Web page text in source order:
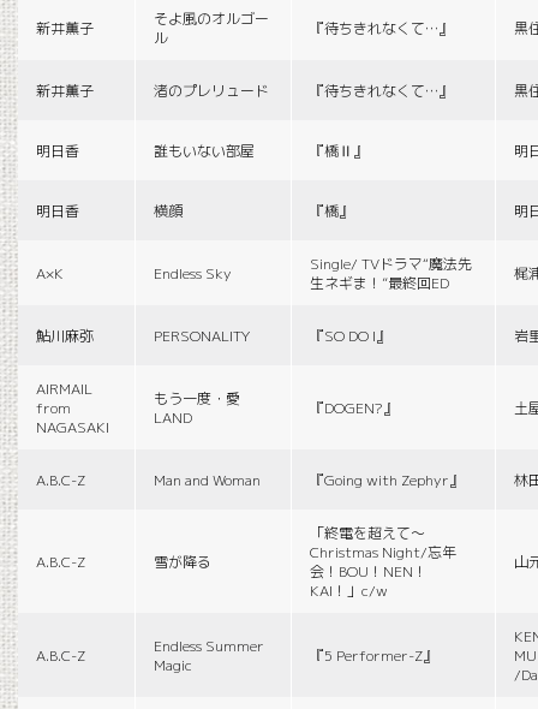
新井薫子
そよ風のオルゴー
ル
『待ちきれなくて…』 黒
新井薫子 渚のプレリュード 『待ちきれなくて…』 黒
明日香 誰もいない部屋 『橋Ⅱ』 明
明日香 横顔 『橋』 明
A×K Endless Sky
Single/ TVドラマ“魔法先
生ネギま！”最終回ED
梶
鮎川麻弥 PERSONALITY 『SO DO I』 岩
AIRMAIL
from
NAGASAKI
もう一度・愛
LAND
『DOGEN?』 土
A.B.C-Z Man and Woman 『Going with Zephyr』 林
A.B.C-Z 雪が降る
「終電を超えて～
Christmas Night/忘年
会！BOU！NEN！
KAI！」c/w
山
A.B.C-Z
Endless Summer
Magic
『5 Performer-Z』
/